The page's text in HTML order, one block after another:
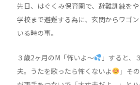
先日、はぐくみ保育園で、避難訓練を
学校まで避難する為に、玄関からワゴ
いる時の事。
３歳2ヶ月のM「怖いよ〜
」すると、
夫。うたを歌ったら怖くないよ
」そ